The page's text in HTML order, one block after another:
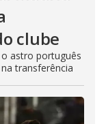
clube
astro português
transferência